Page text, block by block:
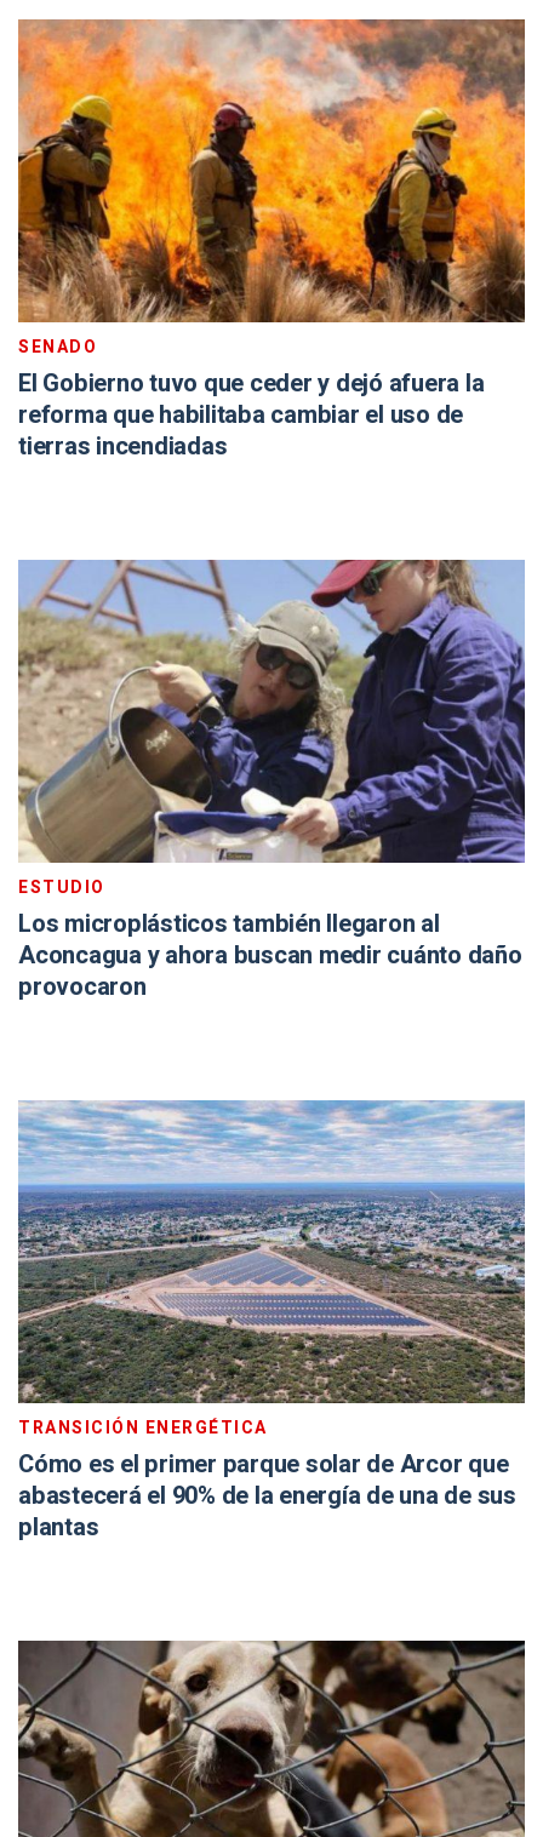
SENADO
El Gobierno tuvo que ceder y dejó afuera la
reforma que habilitaba cambiar el uso de
tierras incendiadas
ESTUDIO
Los microplásticos también llegaron al
Aconcagua y ahora buscan medir cuánto daño
provocaron
TRANSICIÓN ENERGÉTICA
Cómo es el primer parque solar de Arcor que
abastecerá el 90% de la energía de una de sus
plantas